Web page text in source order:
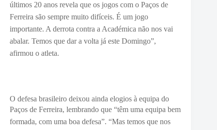
últimos 20 anos revela que os jogos com o Paços de
Ferreira são sempre muito difíceis. É um jogo
importante. A derrota contra a Académica não nos vai
abalar. Temos que dar a volta já este Domingo”,
afirmou o atleta.
O defesa brasileiro deixou ainda elogios à equipa do
Paços de Ferreira, lembrando que “têm uma equipa bem
formada, com uma boa defesa”. “Mas temos que nos